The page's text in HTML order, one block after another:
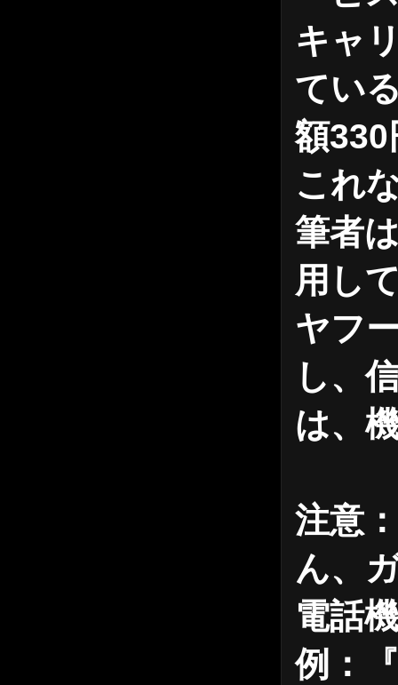
キャ
てい
額330
これ
筆者
用し
ヤフ
し、
は、
注意
ん、
電話
例：